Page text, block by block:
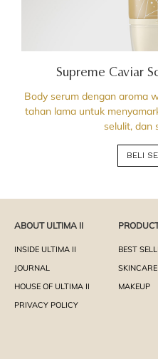
Supreme Caviar
Body serum dengan aroma
tahan lama untuk
selulit, dan
BELI
ABOUT ULTIMA II
INSIDE ULTIMA II
JOURNAL
HOUSE OF ULTIMA II
PRIVACY POLICY
BEST
SKINCARE
MAKEUP